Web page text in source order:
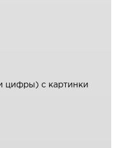
цифры) с картинки